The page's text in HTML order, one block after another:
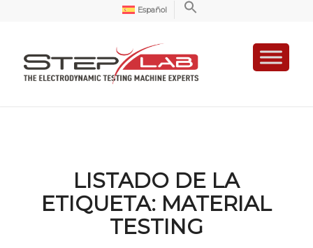
Español
LISTADO DE LA
ETIQUETA: MATERIAL
TESTING